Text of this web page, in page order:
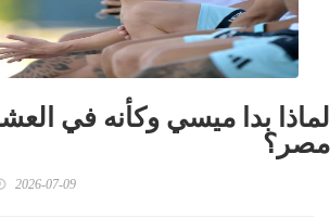
لماذا بدا ميسي وكأنه في
مصر؟
2026-07-09